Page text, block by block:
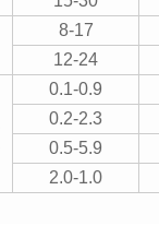
8-17
12-24
0.1-0.9
0.2-2.3
0.5-5.9
2.0-1.0